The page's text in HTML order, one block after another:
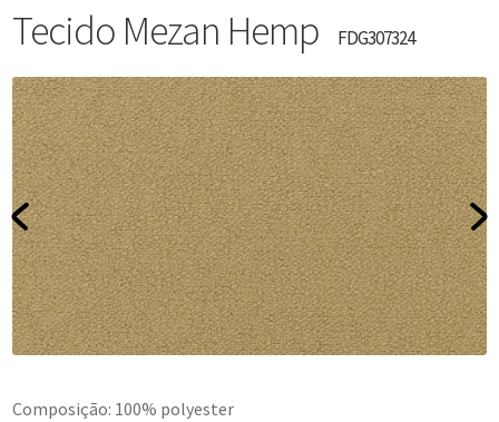
Tecido Mezan Hemp FDG307324
Composição: 100% polyester